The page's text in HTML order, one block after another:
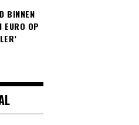
BINNEN
EURO OP